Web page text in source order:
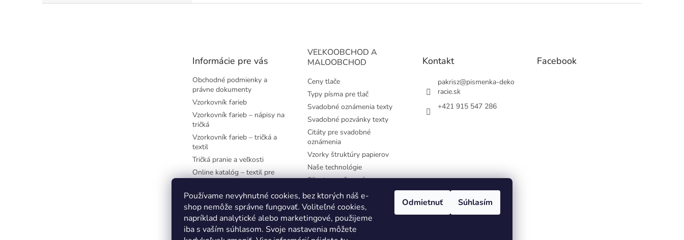
Používame nevyhnutné cookies, bez ktorých náš e-
shop nemôže správne fungovať. Voliteľné cookies,
napríklad analytické alebo marketingové, použijeme
iba s vaším súhlasom. Svoje nastavenia môžete
Odmietnuť Súhlasím
Informácie pre vás
Obchodné podmienky a
právne dokumenty
Vzorkovník farieb
Vzorkovník farieb – nápisy na
tričká
Vzorkovník farieb – tričká a
textil
Tričká pranie a veľkosti
Online katalóg – textil pre
Najčastejšie používané
písmená
Farby-CMYK
Farby-RGB
VEĽKOOBCHOD A
MALOOBCHOD
Ceny tlače
Typy písma pre tlač
Svadobné oznámenia texty
Svadobné pozvánky texty
Citáty pre svadobné
oznámenia
Vzorky štruktúry papierov
Naše technológie
Siluety pre časovú os
Kontakt
pakrisz@pismenka-deko
racie.sk
+421 915 547 286
Facebook